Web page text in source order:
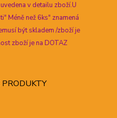
v detailu zboží.U
Méně než 6ks" znamená
být skladem /zboží je
zboží je na DOTAZ